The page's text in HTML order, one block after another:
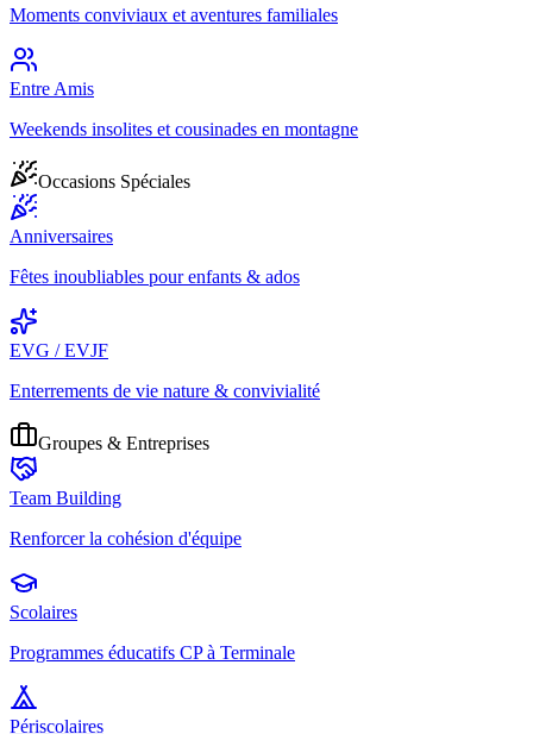
Moments conviviaux et aventures familiales
Entre Amis
Weekends insolites et cousinades en montagne
Occasions Spéciales
Anniversaires
Fêtes inoubliables pour enfants & ados
EVG / EVJF
Enterrements de vie nature & convivialité
Groupes & Entreprises
Team Building
Renforcer la cohésion d'équipe
Scolaires
Programmes éducatifs CP à Terminale
Périscolaires